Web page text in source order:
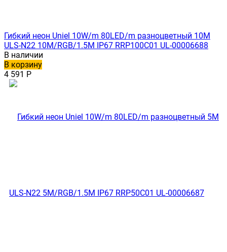
Гибкий неон Uniel 10W/m 80LED/m разноцветный 10M
ULS-N22 10M/RGB/1.5M IP67 RRP100C01 UL-00006688
В наличии
В корзину
4 591 Р